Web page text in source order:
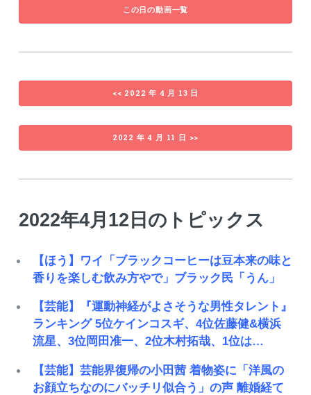
この日の動画一覧
<< 2022 年 4 月 13 日
2022 年 4 月 11 日 >>
2022年4月12日のトピックス
【ほう】ワイ「ブラックコーヒーは豆本来の味と
香りを楽しむ飲み方やで」ブラック民「うん」
【芸能】『運動神経がよさそうな男性タレント』
ランキング 5位ケインコスギ、4位佐藤健&横浜
流星、3位岡田准一、2位木村拓哉、1位は…
【芸能】芸能界復帰の小田茜 着物姿に「洋風の
お顔立ちなのにバッチリ似合う」の声 離婚経て